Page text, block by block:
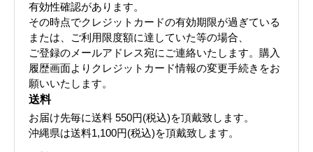
有効性確認があります。
その時点でクレジットカードの有効期限が過ぎている
または、ご利用限度額に達していた等の場合、
ご登録のメールアドレス宛にご連絡いたします。購入
履歴画面よりクレジットカード情報の変更手続きをお
願いいたします。
送料
お届け先毎に送料 550円(税込)を頂戴致します。
沖縄県は送料1,100円(税込)を頂戴致します。